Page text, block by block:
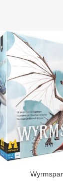
Aperçu